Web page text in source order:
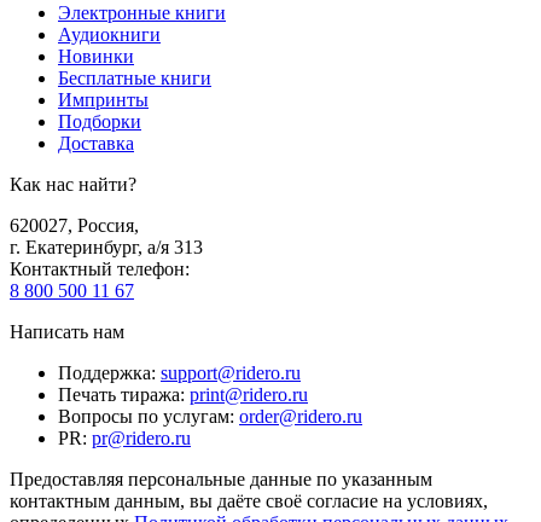
Электронные книги
Аудиокниги
Новинки
Бесплатные книги
Импринты
Подборки
Доставка
Как нас найти?
620027, Россия,
г. Екатеринбург, а/я 313
Контактный телефон:
8 800 500 11 67
Написать нам
Поддержка: support@ridero.ru
Печать тиража: print@ridero.ru
Вопросы по услугам: order@ridero.ru
PR: pr@ridero.ru
Предоставляя персональные данные по указанным
контактным данным, вы даёте своё согласие на условиях,